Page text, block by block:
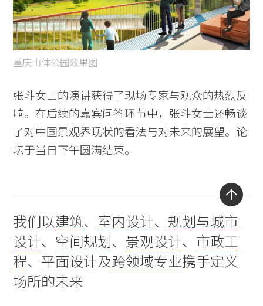
重庆山体公园效果图
张斗女士的演讲获得了现场专家与观众的热烈反
响。在后续的嘉宾问答环节中，张斗女士还畅谈
了对中国景观界现状的看法与对未来的展望。论
坛于当日下午圆满结束。
我们以建筑、 室内设计、 规划与城市
设计、 空间规划 、 景观设计、 市政工
程、 平面设计及跨领域专业携手定义
场所的未来
Back
to
top